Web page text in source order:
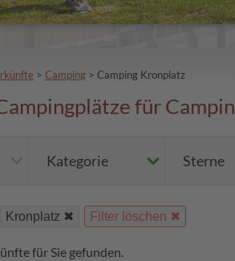
> Camping > Camping Kronplatz
für
Kategorie Sterne
Kronplatz Filter löschen
für Sie gefunden.